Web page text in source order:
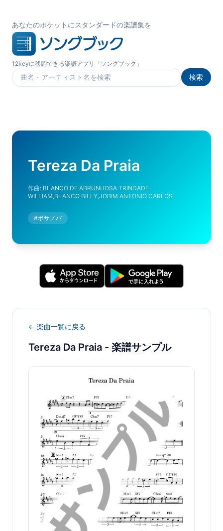
あなたのポケットにスタンダードの楽譜集を
12keyに移調できる楽譜アプリ「ソングブック」
楽曲を検索
検索
Tereza Da Praia
作曲: BLANCO DE ABRUNHOSA TRINDADE
WILLIAM,BLANCO BILLY,JOBIM ANTONIO CARLOS
#ボサノバ
← 楽曲一覧に戻る
Tereza Da Praia - 楽譜サンプル